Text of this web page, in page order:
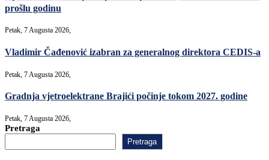
prošlu godinu
Petak, 7 Augusta 2026,
Vladimir Čađenović izabran za generalnog direktora CEDIS-a
Petak, 7 Augusta 2026,
Gradnja vjetroelektrane Brajići počinje tokom 2027. godine
Petak, 7 Augusta 2026,
Pretraga
Pretraga